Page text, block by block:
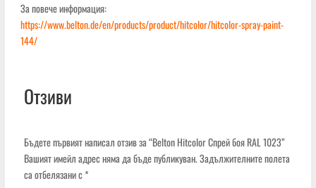
За повече информация:
https://www.belton.de/en/products/product/hitcolor/hitcolor-spray-paint-
144/
Отзиви
Бъдете първият написал отзив за “Belton Hitcolor Спрей боя RAL 1023”
Вашият имейл адрес няма да бъде публикуван.Задължителните полета
са отбелязани с*